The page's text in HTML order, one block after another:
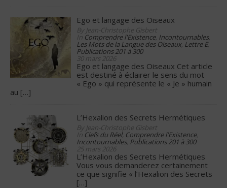
Ego et langage des Oiseaux
By Jean-Christophe Gisbert
In Comprendre l'Existence, Incontournables,
Les Mots de la Langue des Oiseaux, Lettre E,
Publications 201 à 300
30 mars 2026
Ego et langage des Oiseaux Cet article
est destiné à éclairer le sens du mot
« Ego » qui représente le « Je » humain
au […]
L’Hexalion des Secrets Hermétiques
By Jean-Christophe Gisbert
In Clefs du Réel, Comprendre l'Existence,
Incontournables, Publications 201 à 300
25 mars 2026
L’Hexalion des Secrets Hermétiques
Vous vous demanderez certainement
ce que signifie « l’Hexalion des Secrets
[…]